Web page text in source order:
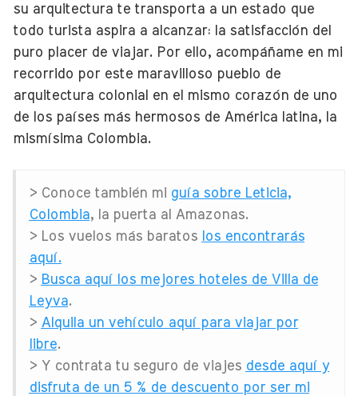
su arquitectura te transporta a un estado que
todo turista aspira a alcanzar: la satisfacción del
puro placer de viajar. Por ello, acompáñame en mi
recorrido por este maravilloso pueblo de
arquitectura colonial en el mismo corazón de uno
de los países más hermosos de América latina, la
mismísima Colombia.
> Conoce también mi guía sobre Leticia,
Colombia, la puerta al Amazonas.
> Los vuelos más baratos
los encontrarás
aquí.
> Busca aquí los mejores hoteles de Villa de
Leyva.
> Alquila un vehículo aquí para viajar por
libre.
> Y contrata tu seguro de viajes desde aquí y
disfruta de un 5 % de descuento por ser mi